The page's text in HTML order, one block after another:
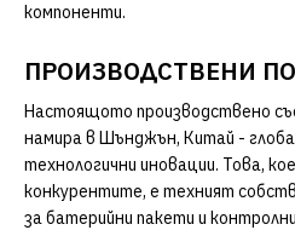
компоненти.
ПРОИЗВОДСТВЕНИ
Настоящото производствено
намира в Шънджън, Китай -
технологични иновации. Това,
конкурентите, е техният
за батерийни пакети и